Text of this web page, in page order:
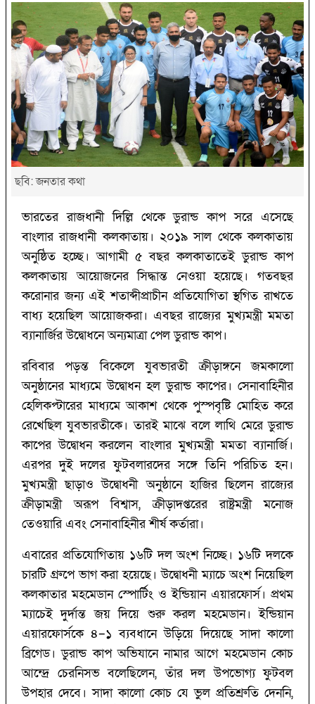
ছবি:‌ জনতার কথা
ভারতের রাজধানী দিল্লি থেকে ডুরান্ড কাপ সরে এসেছে
বাংলার রাজধানী কলকাতায়। ২০১৯ সাল থেকে কলকাতায়
অনুষ্ঠিত হচ্ছে। আগামী ৫ বছর কলকাতাতেই ডুরান্ড কাপ
কলকাতায় আয়োজনের সিদ্ধান্ত নেওয়া হয়েছে। গতবছর
করোনার জন্য এই শতাব্দীপ্রাচীন প্রতিযোগিতা স্থগিত রাখতে
বাধ্য হয়েছিল আয়োজকরা। এবছর রাজ্যের মুখ্যমন্ত্রী মমতা
ব্যানার্জির উদ্বোধনে অন্যমাত্রা পেল ডুরান্ড কাপ।
রবিবার পড়ন্ত বিকেলে যুবভারতী ক্রীড়াঙ্গনে জমকালো
অনুষ্ঠানের মাধ্যমে উদ্বোধন হল ডুরান্ড কাপের। সেনাবাহিনীর
হেলিকপ্টারের মাধ্যমে আকাশ থেকে পুস্পবৃষ্টি মোহিত করে
রেখেছিল যুবভারতীকে। তারই মাঝে বলে লাথি মেরে ডুরান্ড
কাপের উদ্বোধন করলেন বাংলার মুখ্যমন্ত্রী মমতা ব্যানার্জি।
এরপর দুই দলের ফুটবলারদের সঙ্গে তিনি পরিচিত হন।
মুখ্যমন্ত্রী ছাড়াও উদ্বোধনী অনুষ্ঠানে হাজির ছিলেন রাজ্যের
ক্রীড়ামন্ত্রী অরূপ বিশ্বাস, ক্রীড়াদপ্তরের রাষ্ট্রমন্ত্রী মনোজ
তেওয়ারি এবং সেনাবাহিনীর শীর্ষ কর্তারা।
এবারের প্রতিযোগিতায় ১৬টি দল অংশ নিচ্ছে। ১৬টি দলকে
চারটি গ্রুপে ভাগ করা হয়েছে। উদ্বোধনী ম্যাচে অংশ নিয়েছিল
কলকাতার মহমেডান স্পোর্টিং ও ইন্ডিয়ান এয়ারফোর্স। প্রথম
ম্যাচেই দুর্দান্ত জয় দিয়ে শুরু করল মহমেডান। ইন্ডিয়ান
এয়ারফোর্সকে ৪–১ ব্যবধানে উড়িয়ে দিয়েছে সাদা কালো
ব্রিগেড। ডুরান্ড কাপ অভিযানে নামার আগে মহমেডান কোচ
আন্দ্রে চেরনিসভ বলেছিলেন, তাঁর দল উপভোগ্য ফুটবল
উপহার দেবে। সাদা কালো কোচ যে ভুল প্রতিশ্রুতি দেননি,